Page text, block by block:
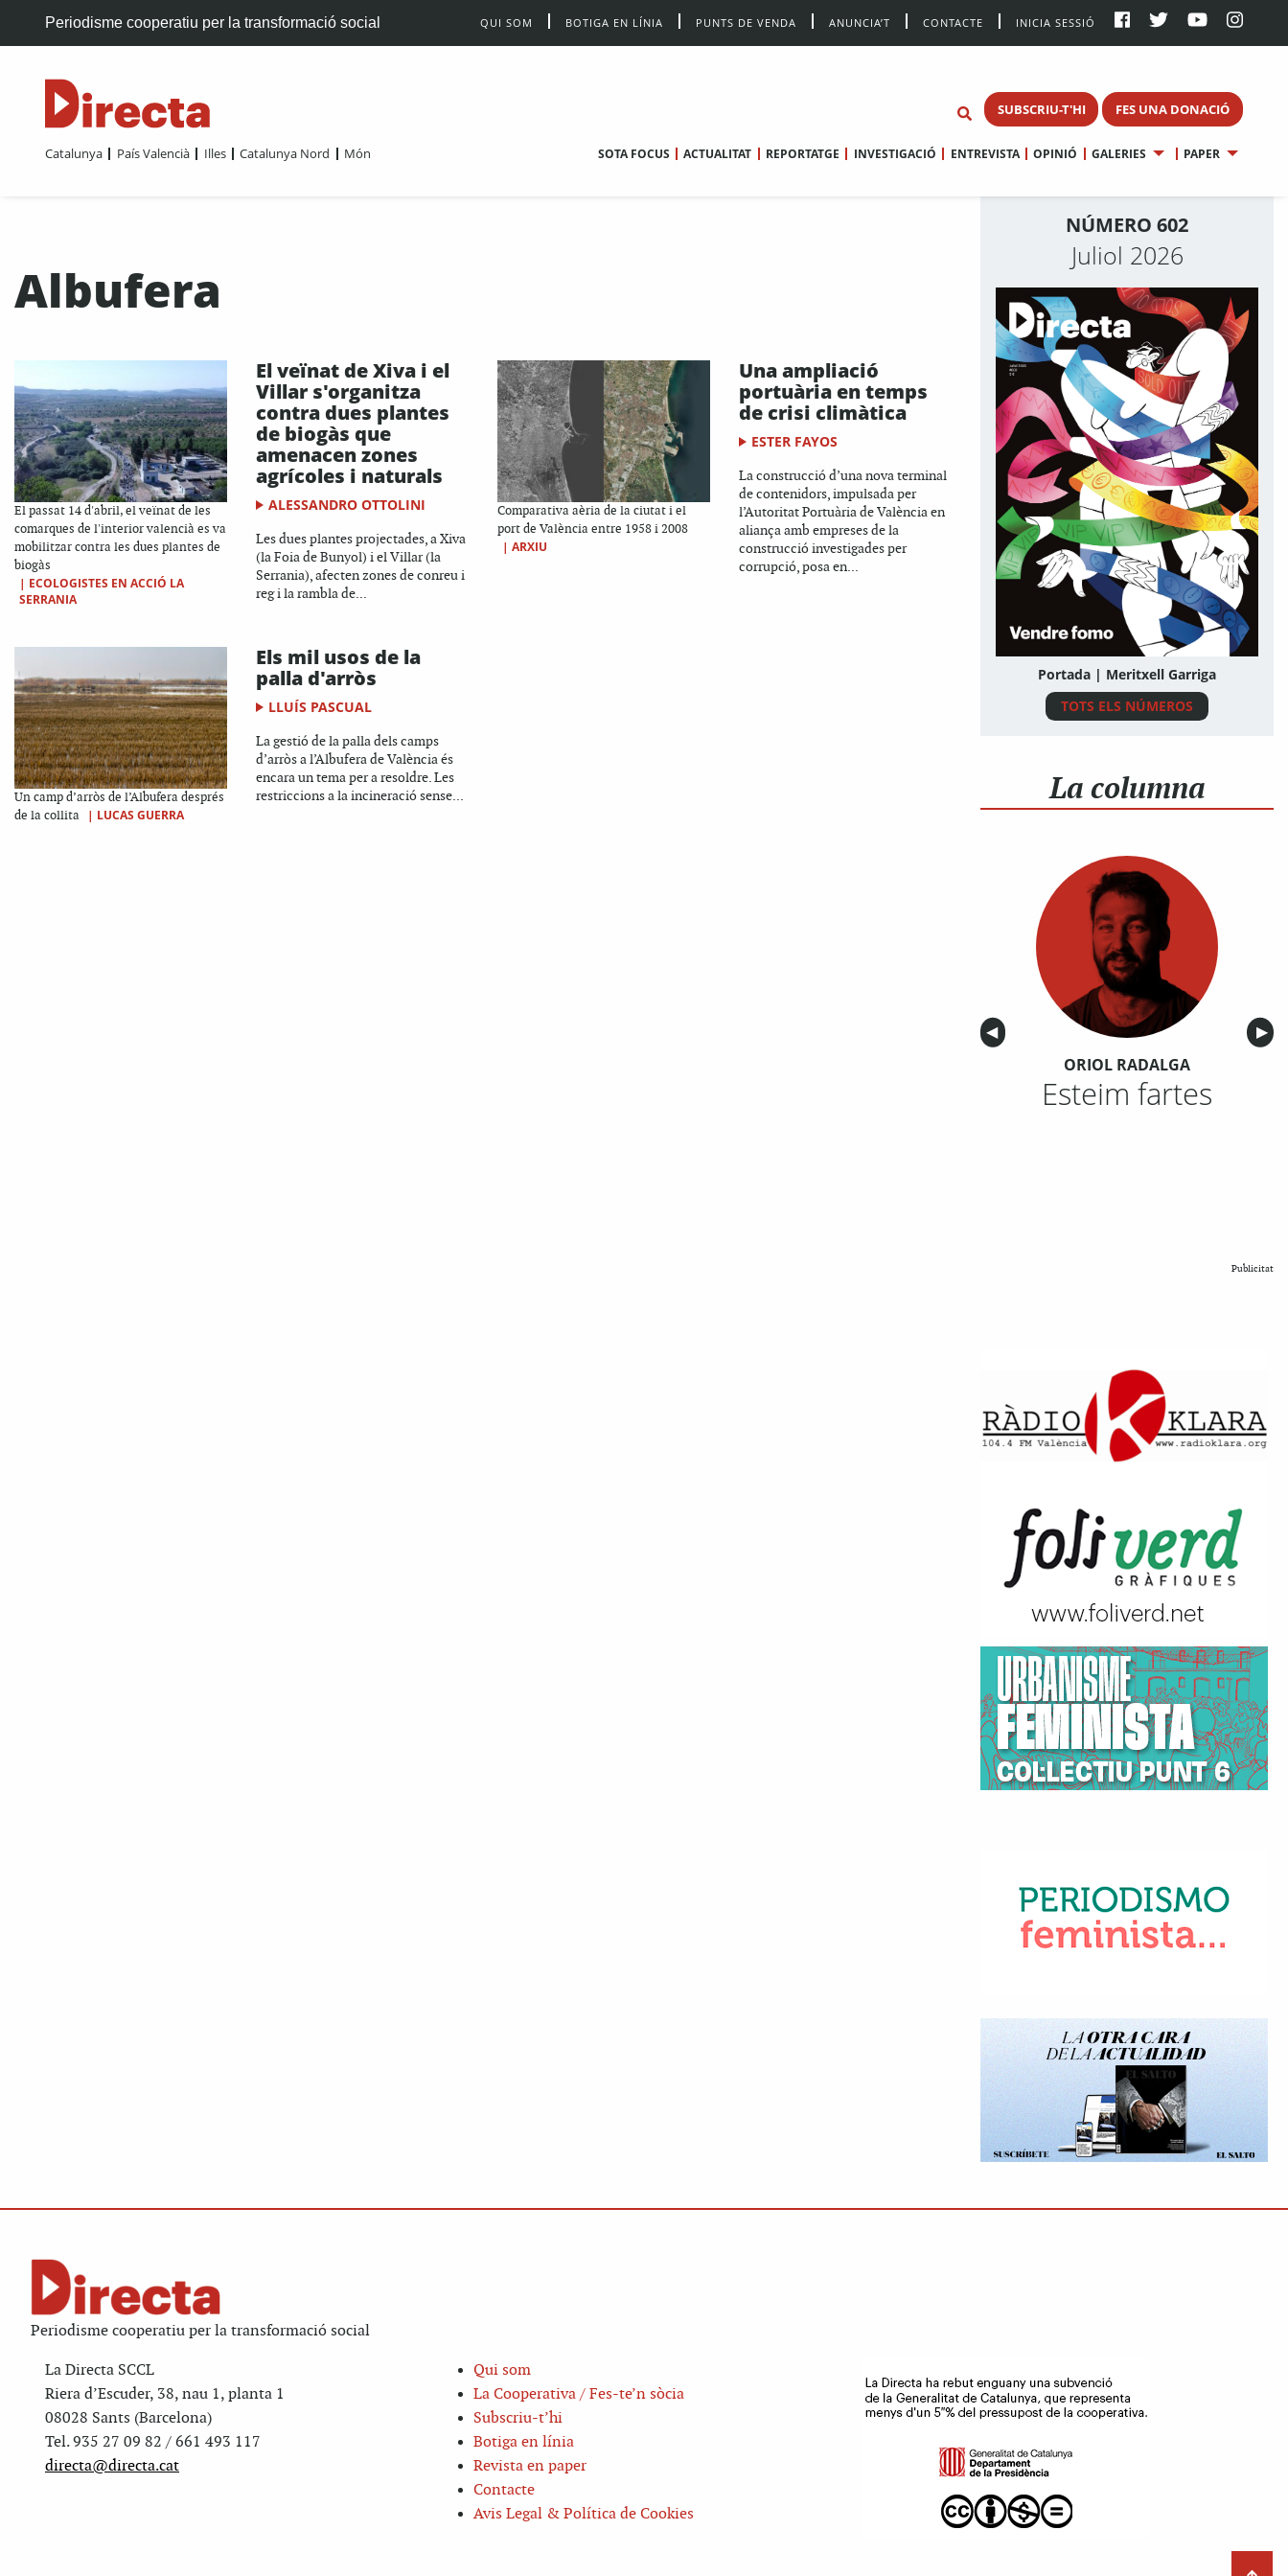
Periodisme cooperatiu per la transformació social QUI SOM BOTIGA EN LÍNIA PUNTS DE VENDA ANUNCIA’T CONTACTE INICIA SESSIÓ
SUBSCRIU-T'HI FES UNA DONACIÓ
Catalunya País Valencià Illes Catalunya Nord Món SOTA FOCUS ACTUALITAT REPORTATGE INVESTIGACIÓ ENTREVISTA OPINIÓ GALERIES PAPER
Albufera
El passat 14 d'abril, el veïnat de les
comarques de l'interior valencià es va
mobilitzar contra les dues plantes de
biogàs
| ECOLOGISTES EN ACCIÓ LA
SERRANIA
El veïnat de Xiva i el
Villar s'organitza
contra dues plantes
de biogàs que
amenacen zones
agrícoles i naturals
ALESSANDRO OTTOLINI
Les dues plantes projectades, a Xiva
(la Foia de Bunyol) i el Villar (la
Serrania), afecten zones de conreu i
reg i la rambla de...
Comparativa aèria de la ciutat i el
port de València entre 1958 i 2008
| ARXIU
Una ampliació
portuària en temps
de crisi climàtica
ESTER FAYOS
La construcció d’una nova terminal
de contenidors, impulsada per
l’Autoritat Portuària de València en
aliança amb empreses de la
construcció investigades per
corrupció, posa en...
Un camp d’arròs de l’Albufera després
de la collita
| LUCAS GUERRA
Els mil usos de la
palla d'arròs
LLUÍS PASCUAL
La gestió de la palla dels camps
d’arròs a l’Albufera de València és
encara un tema per a resoldre. Les
restriccions a la incineració sense...
NÚMERO 602
Juliol 2026
Portada | Meritxell Garriga
TOTS ELS NÚMEROS
La columna
Anterior
◀︎ ▶︎
ORIOL RADALGA
Esteim fartes
Publicitat
Periodisme cooperatiu per la transformació social
La Directa SCCL
Riera d’Escuder, 38, nau 1, planta 1
08028 Sants (Barcelona)
Tel. 935 27 09 82 / 661 493 117
directa@directa.cat
Qui som
La Cooperativa / Fes-te’n sòcia
Subscriu-t’hi
Botiga en línia
Revista en paper
Contacte
Avis Legal & Política de Cookies